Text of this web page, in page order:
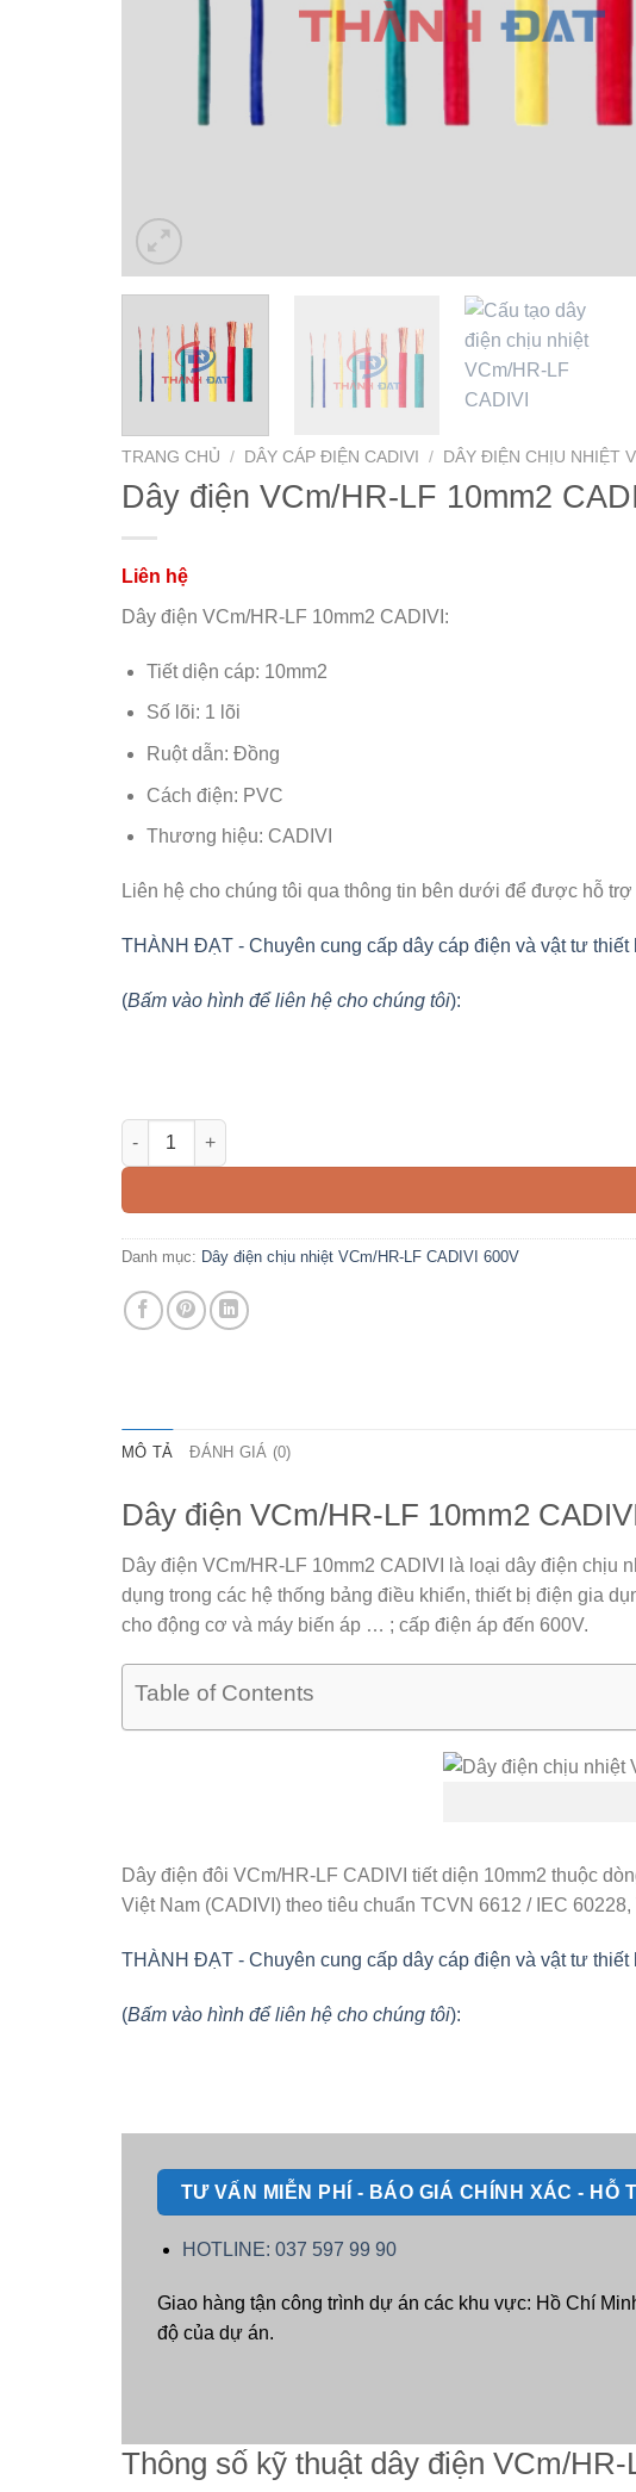
TRANG CHỦ / DÂY CÁP ĐIỆN CADIVI / DÂY ĐIỆN CHỊU NHIỆT
Dây điện VCm/HR-LF 10mm2
Dây điện VCm/HR-LF 10mm2 CADIVI:
Tiết diện cáp: 10mm2
Số lõi: 1 lõi
Ruột dẫn: Đồng
Cách điện: PVC
Thương hiệu: CADIVI
Liên hệ cho chúng tôi qua thông tin bên dưới để được hỗ
THÀNH ĐẠT - Chuyên cung cấp dây cáp điện và vật tư thiết
(Bấm vào hình để liên hệ cho chúng tôi):
Dây điện VCm/HR-LF 10mm2 CADIVI số lượng
Danh mục: Dây điện chịu nhiệt VCm/HR-LF CADIVI 600V
MÔ TẢ ĐÁNH GIÁ (0)
Dây điện VCm/HR-LF 10mm2
Dây điện VCm/HR-LF 10mm2 CADIVI
là loại dây điện chịu
dụng trong các hệ thống bảng điều khiển, thiết bị điện gia
cho động cơ và máy biến áp … ; cấp điện áp đến 600V.
Table of Contents
Dây điện đôi VCm/HR-LF CADIVI tiết diện 10mm2 thuộc
Việt Nam (CADIVI) theo tiêu chuẩn TCVN 6612 / IEC
THÀNH ĐẠT - Chuyên cung cấp dây cáp điện và vật tư thiết
(Bấm vào hình để liên hệ cho chúng tôi):
TƯ VẤN MIỄN PHÍ - BÁO GIÁ CHÍNH XÁC - HỖ
HOTLINE: 037 597 99 90
Giao hàng tận công trình dự án các khu vực: Hồ Chí
độ của dự án.
Thông số kỹ thuật dây điện VCm/